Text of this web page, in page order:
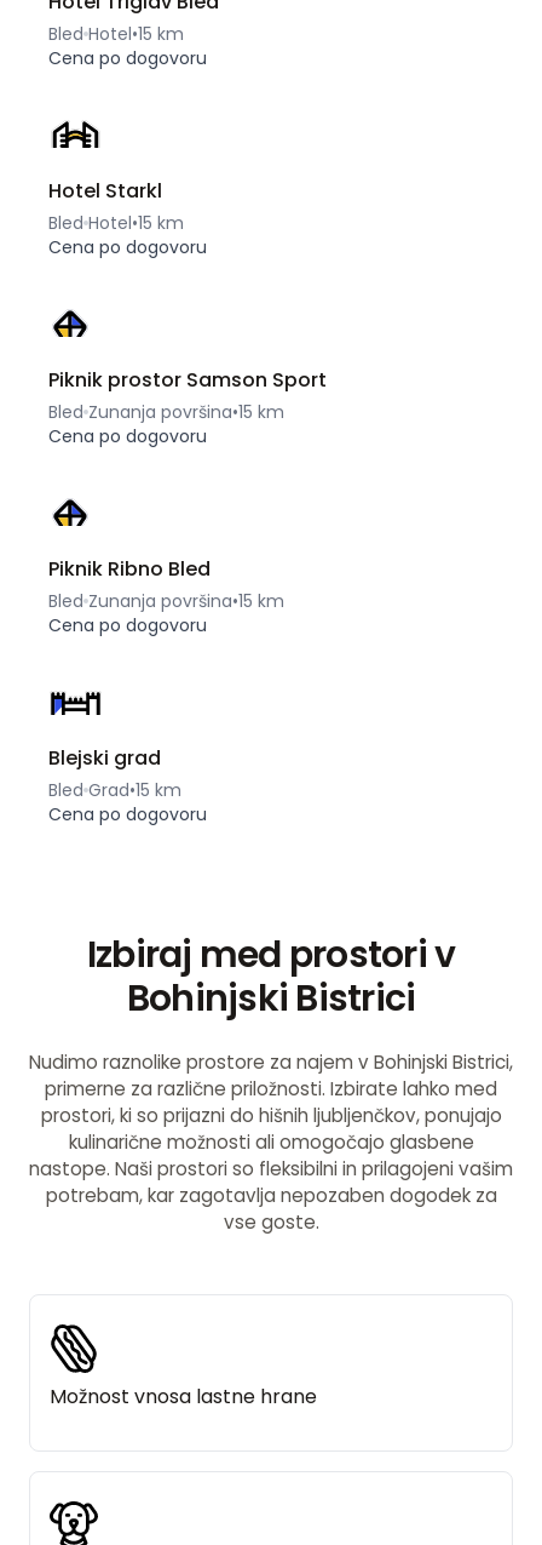
Bled Hotel•15 km
Cena po dogovoru
Hotel Starkl
Bled Hotel•15 km
Cena po dogovoru
Piknik prostor Samson Sport
Bled Zunanja površina•15 km
Cena po dogovoru
Piknik Ribno Bled
Bled Zunanja površina•15 km
Cena po dogovoru
Blejski grad
Bled Grad•15 km
Cena po dogovoru
Izbiraj med prostori v
Bohinjski Bistrici
Nudimo raznolike prostore za najem v Bohinjski Bistrici,
primerne za različne priložnosti. Izbirate lahko med
prostori, ki so prijazni do hišnih ljubljenčkov, ponujajo
kulinarične možnosti ali omogočajo glasbene
nastope. Naši prostori so fleksibilni in prilagojeni vašim
potrebam, kar zagotavlja nepozaben dogodek za
vse goste.
Možnost vnosa lastne hrane